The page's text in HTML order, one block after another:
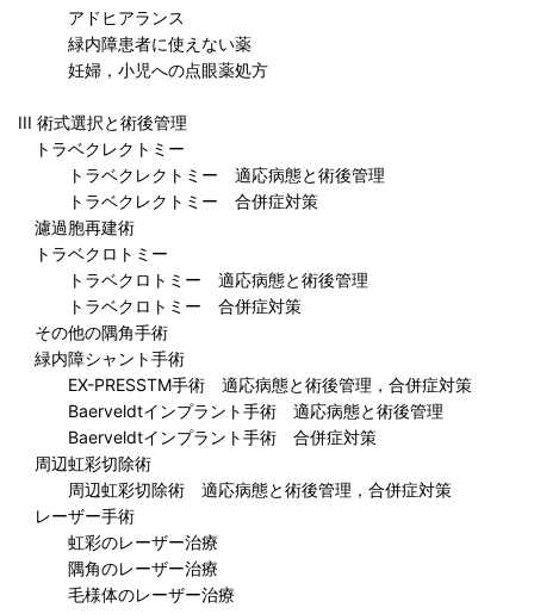
アドヒアランス
緑内障患者に使えない薬
妊婦，小児への点眼薬処方
III 術式選択と術後管理
トラベクレクトミー
トラベクレクトミー 適応病態と術後管理
トラベクレクトミー 合併症対策
濾過胞再建術
トラベクロトミー
トラベクロトミー 適応病態と術後管理
トラベクロトミー 合併症対策
その他の隅角手術
緑内障シャント手術
EX-PRESSTM手術 適応病態と術後管理，合併症対策
Baerveldtインプラント手術 適応病態と術後管理
Baerveldtインプラント手術 合併症対策
周辺虹彩切除術
周辺虹彩切除術 適応病態と術後管理，合併症対策
レーザー手術
虹彩のレーザー治療
隅角のレーザー治療
毛様体のレーザー治療